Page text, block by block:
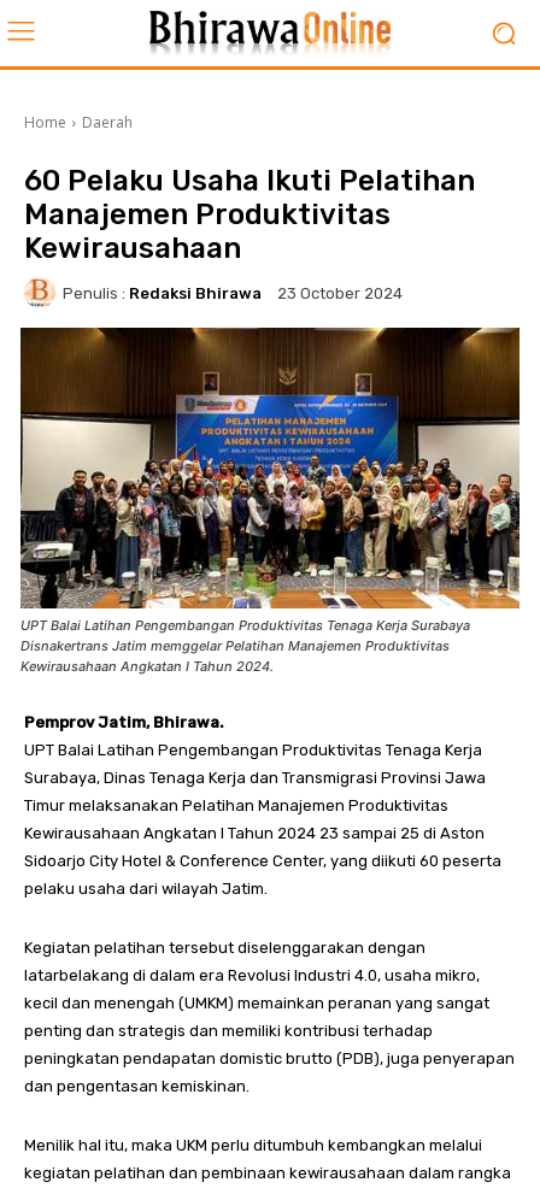
Home Daerah
60 Pelaku Usaha Ikuti Pelatihan
Manajemen Produktivitas
Kewirausahaan
Penulis : Redaksi Bhirawa 23 October 2024
UPT Balai Latihan Pengembangan Produktivitas Tenaga Kerja Surabaya
Disnakertrans Jatim memggelar Pelatihan Manajemen Produktivitas
Kewirausahaan Angkatan I Tahun 2024.
Pemprov Jatim, Bhirawa.
UPT Balai Latihan Pengembangan Produktivitas Tenaga Kerja
Surabaya, Dinas Tenaga Kerja dan Transmigrasi Provinsi Jawa
Timur melaksanakan Pelatihan Manajemen Produktivitas
Kewirausahaan Angkatan I Tahun 2024 23 sampai 25 di Aston
Sidoarjo City Hotel & Conference Center, yang diikuti 60 peserta
pelaku usaha dari wilayah Jatim.
Kegiatan pelatihan tersebut diselenggarakan dengan
latarbelakang di dalam era Revolusi Industri 4.0, usaha mikro,
kecil dan menengah (UMKM) memainkan peranan yang sangat
penting dan strategis dan memiliki kontribusi terhadap
peningkatan pendapatan domistic brutto (PDB), juga penyerapan
dan pengentasan kemiskinan.
Menilik hal itu, maka UKM perlu ditumbuh kembangkan melalui
kegiatan pelatihan dan pembinaan kewirausahaan dalam rangka